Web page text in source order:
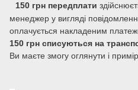
150 грн передплати
менеджер у вигляді
оплачується накладеним
150 грн списуються на
Ви маєте змогу оглянути і